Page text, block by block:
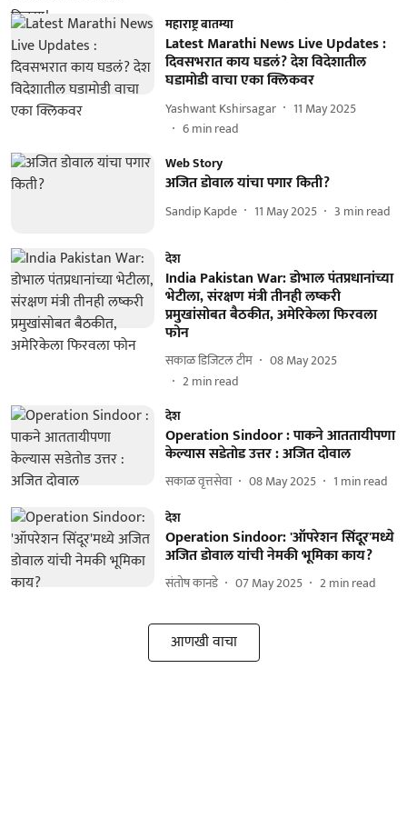
महाराष्ट्र बातम्या
Latest Marathi News Live Updates :
दिवसभरात काय घडलं? देश विदेशातील
घडामोडी वाचा एका क्लिकवर
Yashwant Kshirsagar
11 May 2025
6min read
Web Story
अजित डोवाल यांचा पगार किती?
Sandip Kapde 11 May 2025 3 min read
देश
India Pakistan War: डोभाल पंतप्रधानांच्या
भेटीला, संरक्षण मंत्री तीनही लष्करी
प्रमुखांसोबत बैठकीत, अमेरिकेला फिरवला
फोन
सकाळ डिजिटल टीम
08 May 2025
2min read
देश
Operation Sindoor : पाकने आततायीपणा
केल्यास सडेतोड उत्तर : अजित दोवाल
सकाळ वृत्तसेवा 08 May 2025 1 min read
देश
Operation Sindoor: 'ऑपरेशन सिंदूर'मध्ये
अजित डोवाल यांची नेमकी भूमिका काय?
संतोष कानडे 07 May 2025 2min read
आणखी वाचा